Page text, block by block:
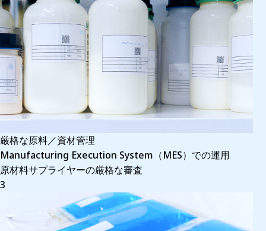
厳格な原料／資材管理
Manufacturing Execution System（MES）での運用
原材料サプライヤーの厳格な審査
3